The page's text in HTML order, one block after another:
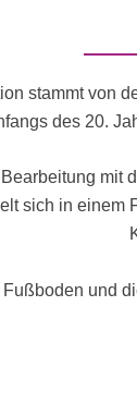
stammt von
des 20.
mit
sich in einem
und